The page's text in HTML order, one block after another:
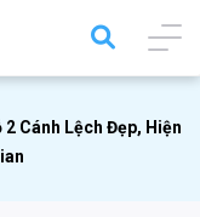
2 Cánh Lệch Đẹp, Hiện